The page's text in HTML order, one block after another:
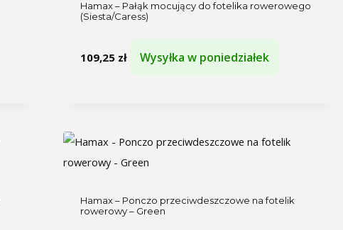
Hamax – Pałąk mocujący do fotelika rowerowego
(Siesta/Caress)
109,25 zł Wysyłka w poniedziałek
Hamax – Ponczo przeciwdeszczowe na fotelik
rowerowy – Green